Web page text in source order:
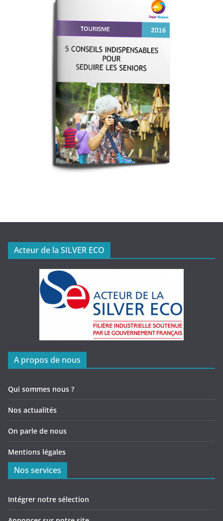
Acteur de la SILVER ECO
A propos de nous
Qui sommes nous ?
Nos actualités
On parle de nous
Mentions légales
Nos services
Intégrer notre sélection